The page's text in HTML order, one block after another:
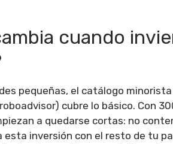
cuando
pequeñas, el catálogo
cubre lo básico. Con
a quedarse cortas: no
esta inversión con el resto de tu